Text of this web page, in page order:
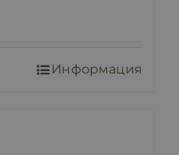
Информация